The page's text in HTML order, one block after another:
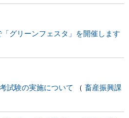
グリーンフェスタ」を開催します
試験の実施について 畜産振興課